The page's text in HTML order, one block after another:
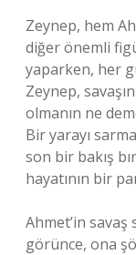
Zeynep, hem
diğer önemli
yaparken, her
Zeynep,
olmanın ne
Bir yarayı
son bir bakış
hayatının bir
Ahmet’in savaş
görünce, ona